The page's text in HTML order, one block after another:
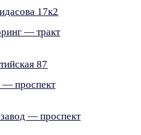
17к2
— тракт
87
— проспект
— проспект